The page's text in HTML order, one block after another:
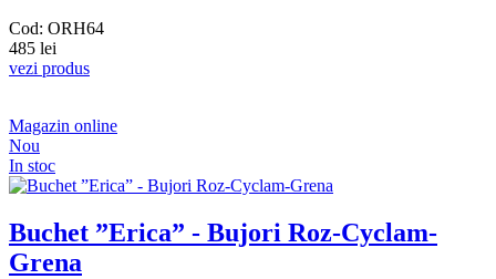
Cod: ORH64
485 lei
vezi produs
Magazin online
Nou
In stoc
Buchet ”Erica” - Bujori Roz-Cyclam-
Grena